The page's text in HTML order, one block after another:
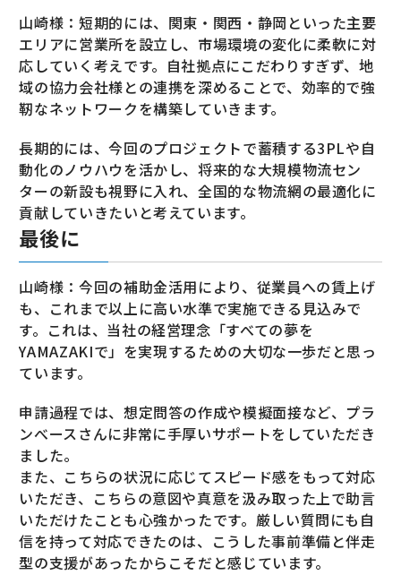
山崎様：短期的には、関東・関西・静岡といった主要
エリアに営業所を設立し、市場環境の変化に柔軟に対
応していく考えです。自社拠点にこだわりすぎず、地
域の協力会社様との連携を深めることで、効率的で強
靭なネットワークを構築していきます。
長期的には、今回のプロジェクトで蓄積する3PLや自
動化のノウハウを活かし、将来的な大規模物流セン
ターの新設も視野に入れ、全国的な物流網の最適化に
貢献していきたいと考えています。
最後に
山崎様：今回の補助金活用により、従業員への賃上げ
も、これまで以上に高い水準で実施できる見込みで
す。これは、当社の経営理念「すべての夢を
YAMAZAKIで」を実現するための大切な一歩だと思っ
ています。
申請過程では、想定問答の作成や模擬面接など、プラ
ンべースさんに非常に手厚いサポートをしていただき
ました。
また、こちらの状況に応じてスピード感をもって対応
いただき、こちらの意図や真意を汲み取った上で助言
いただけたことも心強かったです。厳しい質問にも自
信を持って対応できたのは、こうした事前準備と伴走
型の支援があったからこそだと感じています。